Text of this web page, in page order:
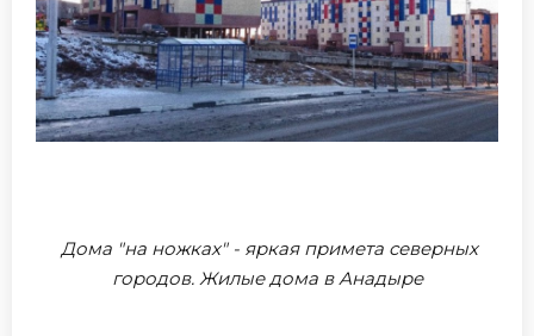
Дома "на ножках" - яркая примета северных
городов. Жилые дома в Анадыре